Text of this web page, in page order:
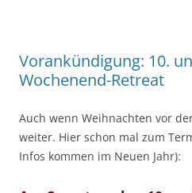
Vorankündigung: 10.
Wochenend-Retreat
Auch wenn Weihnachten vor
weiter. Hier schon mal zum
Infos kommen im Neuen Jahr):